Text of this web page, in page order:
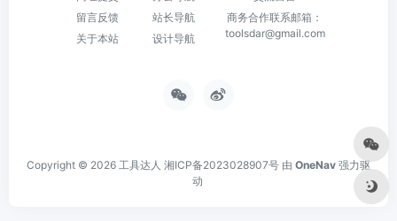
留言反馈
关于本站
站长导航
设计导航
商务合作联系邮箱：
toolsdar@gmail.com
Copyright © 2026 工具达人 湘ICP备2023028907号 由 OneNav 强力驱
动